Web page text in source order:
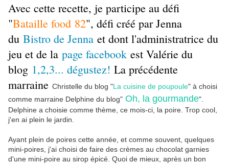
Avec cette recette, je participe au défi
"Bataille food 82", défi créé par Jenna
du Bistro de Jenna et dont l'administratrice du
jeu et de la page facebook est Valérie du
blog 1,2,3... dégustez! La précédente
marraine Christelle du blog "La cuisine de poupoule" à choisi
comme marraine Delphine du blog" Oh, la gourmande".
Delphine a choisie comme thème, ce mois-ci, la poire. Trop cool,
j'en ai plein le jardin.
Ayant plein de poires cette année, et comme souvent, quelques
mini-poires, j'ai choisi de faire des crèmes au chocolat garnies
d'une mini-poire au sirop épicé. Quoi de mieux, après un bon